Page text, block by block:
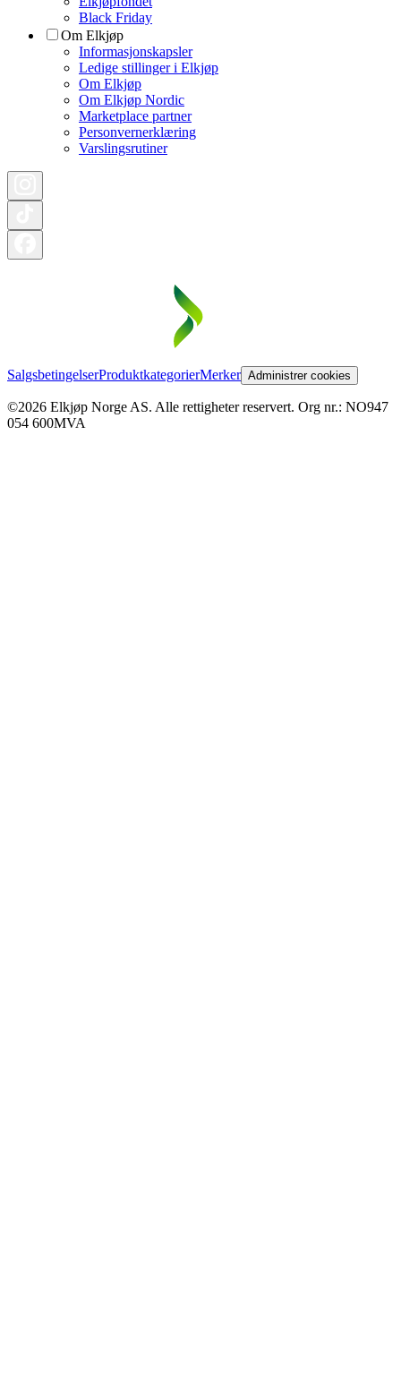
Black Friday
Om Elkjøp
Informasjonskapsler
Ledige stillinger i Elkjøp
Om Elkjøp
Om Elkjøp Nordic
Marketplace partner
Personvernerklæring
Varslingsrutiner
SalgsbetingelserProduktkategorierMerker Administrer cookies
©2026 Elkjøp Norge AS. Alle rettigheter reservert. Org nr.: NO947
054 600MVA